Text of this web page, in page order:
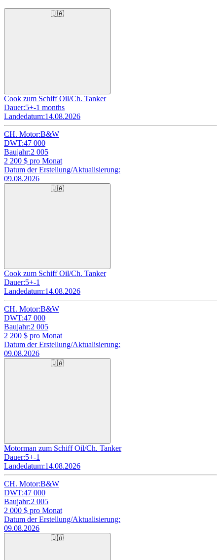
🇺🇦
Cook zum Schiff Oil/Ch. Tanker
Dauer:5+-1 months
Landedatum:14.08.2026
CH. Motor:B&W
DWT:47 000
Baujahr:2 005
2 200 $ pro Monat
Datum der Erstellung/Aktualisierung:
09.08.2026
🇺🇦
Cook zum Schiff Oil/Ch. Tanker
Dauer:5+-1
Landedatum:14.08.2026
CH. Motor:B&W
DWT:47 000
Baujahr:2 005
2 200 $ pro Monat
Datum der Erstellung/Aktualisierung:
09.08.2026
🇺🇦
Motorman zum Schiff Oil/Ch. Tanker
Dauer:5+-1
Landedatum:14.08.2026
CH. Motor:B&W
DWT:47 000
Baujahr:2 005
2 000 $ pro Monat
Datum der Erstellung/Aktualisierung:
09.08.2026
🇺🇦